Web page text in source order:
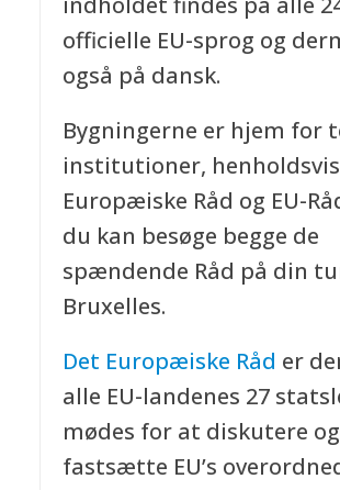
officielle EU-sprog og
også på dansk.
Bygningerne er hjem for
institutioner,
Europæiske Råd og EU-
du kan besøge begge de
spændende Råd på din
Bruxelles.
Det Europæiske Råd er
alle EU-landenes 27
mødes for at diskutere og
fastsætte EU’s